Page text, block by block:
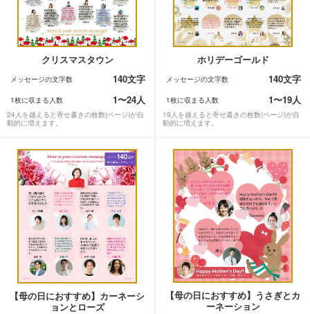
クリスマスタウン
メッセージの文字数 140文字
1枚に収まる人数 1〜24人
24人を越えると寄せ書きの枚数(ページ)が自
動的に増えます。
ホリデーゴールド
メッセージの文字数 140文字
1枚に収まる人数 1〜19人
19人を越えると寄せ書きの枚数(ページ)が自
動的に増えます。
【母の日におすすめ】カーネーシ
ョンとローズ
【母の日におすすめ】うさぎとカ
ーネーション